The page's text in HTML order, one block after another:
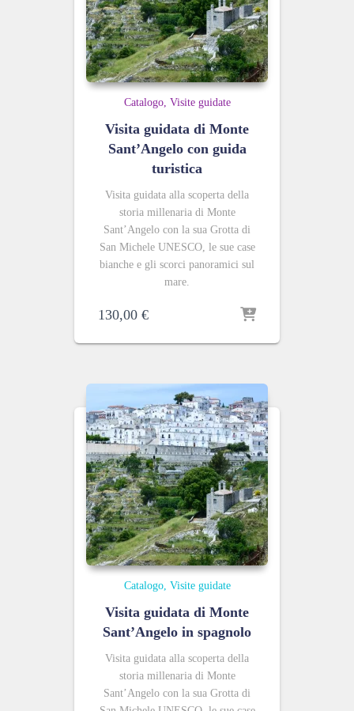
Catalogo Visite guidate
Visita guidata di Monte
Sant’Angelo con guida
turistica
Visita guidata alla scoperta della
storia millenaria di Monte
Sant’Angelo con la sua Grotta di
San Michele UNESCO, le sue case
bianche e gli scorci panoramici sul
mare.
130,00 €
Catalogo Visite guidate
Visita guidata di Monte
Sant’Angelo in spagnolo
Visita guidata alla scoperta della
storia millenaria di Monte
Sant’Angelo con la sua Grotta di